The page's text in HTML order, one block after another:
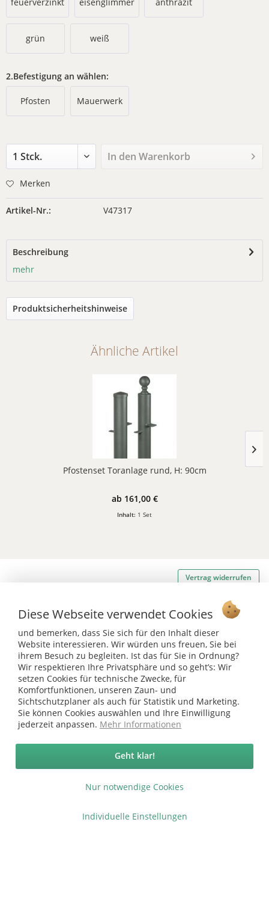
grün weiß
2.Befestigung an wählen:
Pfosten Mauerwerk
In denWarenkorb
Merken
Artikel-Nr.: V47317
Beschreibung
mehr
Produktsicherheitshinweise
Ähnliche Artikel
Pfostenset Toranlage rund, H: 90cm
ab 161,00 €
Inhalt: 1 Set
Vertrag widerrufen
Service Hotline
Shop Service
Informationen
* bei Paketversand. Alle Preise inkl. gesetzl. Mehrwertsteuer zzgl.
Versandkosten
Copyright © afp marketing gmbh - Alle Rechte vorbehalten
Diese Webseite verwendet Cookies
und bemerken, dass Sie sich für den Inhalt dieser
Website interessieren. Wir würden uns freuen, Sie bei
ihrem Besuch zu begleiten. Ist das für Sie in Ordnung?
Wir respektieren Ihre Privatsphäre und so geht’s: Wir
setzen Cookies für technische Zwecke, für
Komfortfunktionen, unseren Zaun- und
Sichtschutzplaner als auch für Statistik und Marketing.
Sie können Cookies auswählen und Ihre Einwilligung
jederzeit anpassen. Mehr Informationen
Nur notwendige Cookies
Geht klar!
Individuelle Einstellungen